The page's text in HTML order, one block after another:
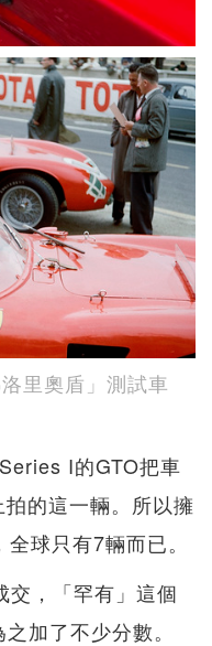
里奧盾」測試車
I的GTO把車
的這一輛。所以擁
球只有7輛而已。
交，「罕有」這個
加了不少分數。